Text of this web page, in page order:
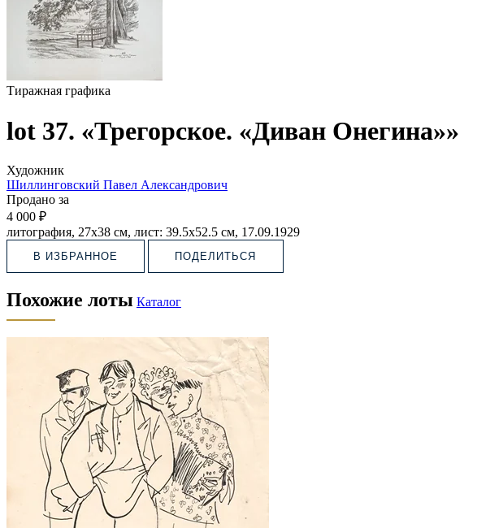
Тиражная графика
lot 37. «Трегорское. «Диван Онегина»»
Художник
Шиллинговский Павел Александрович
Продано за
4 000 ₽
литография, 27х38 см, лист: 39.5х52.5 см, 17.09.1929
В ИЗБРАННОЕ ПОДЕЛИТЬСЯ
Похожие лоты Каталог